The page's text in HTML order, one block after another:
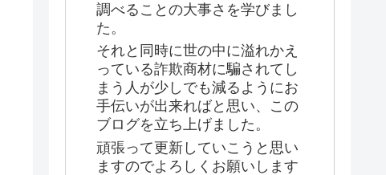
調べることの大事さを学びまし
た。
それと同時に世の中に溢れかえ
っている詐欺商材に騙されてし
まう人が少しでも減るようにお
手伝いが出来ればと思い、この
ブログを立ち上げました。
頑張って更新していこうと思い
ますのでよろしくお願いします